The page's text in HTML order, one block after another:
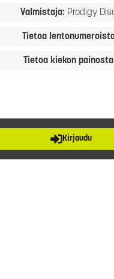
Valmistaja: Prodigy
Tietoa
Tietoa kiekon painosta
Kirjaudu